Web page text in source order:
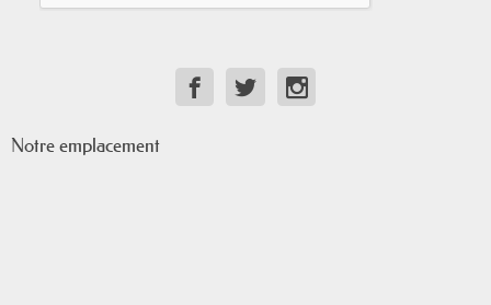
Notre emplacement